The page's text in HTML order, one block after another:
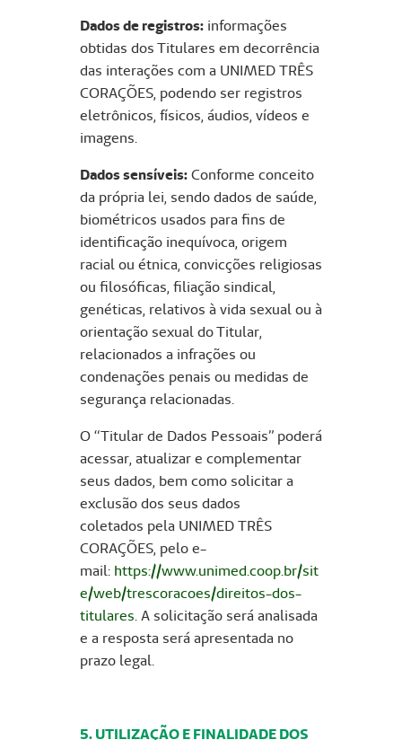
Dados de registros: informações
obtidas dos Titulares em decorrência
das interações com a UNIMED TRÊS
CORAÇÕES, podendo ser registros
eletrônicos, físicos, áudios, vídeos e
imagens.
Dados sensíveis:Conforme conceito
da própria lei, sendo dados de saúde,
biométricos usados para fins de
identificação inequívoca, origem
racial ou étnica, convicções religiosas
ou filosóficas, filiação sindical,
genéticas, relativos à vida sexual ou à
orientação sexual do Titular,
relacionados a infrações ou
condenações penais ou medidas de
segurança relacionadas.
O “Titular de Dados Pessoais” poderá
acessar, atualizar e complementar
seus dados, bem como solicitar a
exclusão dos seus dados
coletados pela UNIMED TRÊS
CORAÇÕES, pelo e-
mail: https://www.unimed.coop.br/sit
e/web/trescoracoes/direitos-dos-
titulares. A solicitação será analisada
e a resposta será apresentada no
prazo legal.
5. UTILIZAÇÃO E FINALIDADE DOS